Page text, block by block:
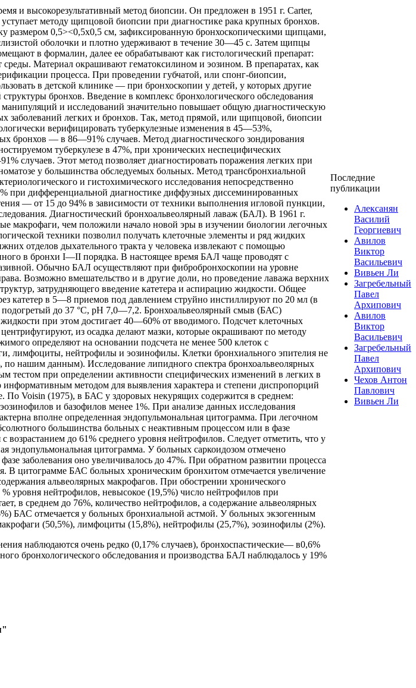
и высокорезультативный метод биопсии. Он предложен в 1951 г. Carter,
методу щипцовой биопсии при диагностике рака крупных бронхов.
размером 0,5><0,5х0,5 см, зафиксированную бронхоскопическими щипцами,
оболочки и плотно удерживают в течение 30—45 с. Затем щипцы
в формалин, далее ее обрабатывают как гистологический препарат:
Материал окрашивают гематоксилином и эозином. В препаратах, как
процесса. При проведении губчатой, или спонг-биопсии,
в детской клинике — при бронхоскопии у детей, у которых другие
бронхов. Введение в комплекс бронхологического обследования
и исследований значительно повышает общую диагностическую
заболеваний легких и бронхов. Так, метод прямой, или щипцовой, биопсии
верифицировать туберкулезные изменения в 45—53%,
— в 86—91% случаев. Метод диагностического зондирования
туберкулезе в 47%, при хронических неспецифических
случаев. Этот метод позволяет диагностировать поражения легких при
у большинства обследуемых больных. Метод трансбронхиальной
и гистохимического исследования непосредственно
при дифференциальной диагностике диффузных диссеминированных
— от 15 до 94% в зависимости от техники выполнения игловой пункции,
Диагностический бронхоальвеолярный лаваж (БАЛ). В 1961 г.
макрофаги, чем положили начало новой эры в изучении биологии легочных
техники позволил получать клеточные элементы и ряд жидких
отделов дыхательного тракта у человека извлекают с помощью
в бронхи I—II порядка. В настоящее время БАЛ чаще проводят с
Обычно БАЛ осуществляют при фибробронхоскопии на уровне
Возможно вмешательство и в другие доли, но проведение лаважа верхних
затрудняющего введение катетера и аспирацию жидкости. Общее
катетер в 5—8 приемов под давлением струйно инстиллируют по 20 мл (в
до 37 °С, pH 7,0—7,2. Бронхоальвеолярный смыв (БАС)
при этом достигает 40—60% от вводимого. Подсчет клеточных
из осадка делают мазки, которые окрашивают по методу
определяют на основании подсчета не менее 500 клеток с
лимфоциты, нейтрофилы и эозинофилы. Клетки бронхиального эпителия не
нашим данным). Исследование липидного спектра бронхоальвеолярных
тестом при определении активности специфических изменений в легких в
методом для выявления характера и степени диспропорций
По Voisin (1975), в БАС у здоровых некурящих содержится в среднем:
и базофилов менее 1%. При анализе данных исследования
вполне определенная эндопульмональная цитограмма. При легочном
большинства больных с неактивным процессом или в фазе
возрастанием до 61% среднего уровня нейтрофилов. Следует отметить, что у
эндопульмональная цитограмма. У больных саркоидозом отмечено
заболевания оно увеличивалось до 47%. При обратном развитии процесса
В цитограмме БАС больных хроническим бронхитом отмечается увеличение
альвеолярных макрофагов. При обострении хронического
уровня нейтрофилов, невысокое (19,5%) число нейтрофилов при
в среднем до 76%, количество нейтрофилов, а содержание альвеолярных
БАС отмечается у больных бронхиальной астмой. У больных экзогенным
(50,5%), лимфоциты (15,8%), нейтрофилы (25,7%), эозинофилы (2%).
наблюдаются очень редко (0,17% случаев), бронхоспастические— в0,6%
бронхологического обследования и производства БАЛ наблюдалось у 19%
Последние
публикации
Алексанян
Василий
Георгиевич
Авилов
Виктор
Васильевич
Вивьен Ли
Загребельный
Павел
Архипович
Авилов
Виктор
Васильевич
Загребельный
Павел
Архипович
Чехов Антон
Павлович
Вивьен Ли